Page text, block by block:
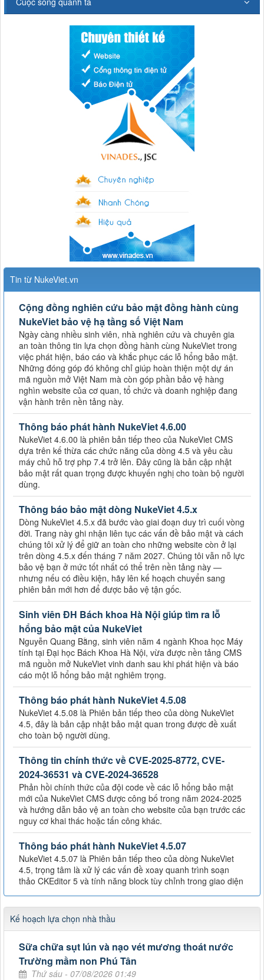
Tin từ NukeViet.vn
Cộng đồng nghiên cứu bảo mật đồng hành cùng
NukeViet bảo vệ hạ tầng số Việt Nam
Ngày càng nhiều sinh viên, nhà nghiên cứu và chuyên gia
an toàn thông tin lựa chọn đồng hành cùng NukeViet trong
việc phát hiện, báo cáo và khắc phục các lỗ hổng bảo mật.
Những đóng góp đó không chỉ giúp hoàn thiện một dự án
mã nguồn mở Việt Nam mà còn góp phần bảo vệ hàng
nghìn website của cơ quan, tổ chức và doanh nghiệp đang
vận hành trên nền tảng này.
Thông báo phát hành NukeViet 4.6.00
NukeViet 4.6.00 là phiên bản tiếp theo của NukeViet CMS
dựa trên kế thừa các chức năng của dòng 4.5 và yêu cầu
máy chủ hỗ trợ php 7.4 trở lên. Đây cũng là bản cập nhật
bảo mật rất quan trọng được khuyến nghị cho toàn bộ người
dùng.
Thông báo bảo mật dòng NukeViet 4.5.x
Dòng NukeViet 4.5.x đã bước vào giai đoạn duy trì cuối vòng
đời. Trang này ghi nhận liên tục các vấn đề bảo mật và cách
chúng tôi xử lý để giữ an toàn cho những website còn ở lại
trên dòng 4.5.x đến tháng 7 năm 2027. Chúng tôi vẫn nỗ lực
bảo vệ bạn ở mức tốt nhất có thể trên nền tảng này —
nhưng nếu có điều kiện, hãy lên kế hoạch chuyển sang
phiên bản mới hơn để được bảo vệ tận gốc.
Sinh viên ĐH Bách khoa Hà Nội giúp tìm ra lỗ
hổng bảo mật của NukeViet
Nguyễn Quang Bằng, sinh viên năm 4 ngành Khoa học Máy
tính tại Đại học Bách Khoa Hà Nội, vừa được nền tảng CMS
mã nguồn mở NukeViet vinh danh sau khi phát hiện và báo
cáo một lỗ hổng bảo mật nghiêm trọng.
Thông báo phát hành NukeViet 4.5.08
NukeViet 4.5.08 là Phiên bản tiếp theo của dòng NukeViet
4.5, đây là bản cập nhật bảo mật quan trong được đề xuất
cho toàn bộ người dùng.
Thông tin chính thức về CVE-2025-8772, CVE-
2024-36531 và CVE-2024-36528
Phản hồi chính thức của đội code về các lỗ hổng bảo mật
mới của NukeViet CMS được công bố trong năm 2024-2025
và hướng dẫn bảo vệ an toàn cho website của bạn trước các
nguy cơ khai thác hoặc tấn công khác.
Thông báo phát hành NukeViet 4.5.07
NukeViet 4.5.07 là Phiên bản tiếp theo của dòng NukeViet
4.5, trọng tâm là xử lý các vấn đề xoay quanh trình soạn
thảo CKEditor 5 và tính năng block tùy chỉnh trong giao diện
Kế hoạch lựa chọn nhà thầu
Sữa chữa sụt lún và nạo vét mương thoát nước
Trường mầm non Phú Tân
Thứ sáu - 07/08/2026 01:49